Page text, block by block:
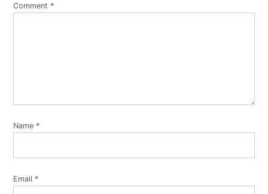
Comment *
Name *
Email *